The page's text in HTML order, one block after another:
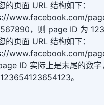
的页面 URL 结构如下：
www.facebook.com/
，则 page ID 为
的页面 URL 结构如下：
www.facebook.com/
ID 实际上是末尾的数
。